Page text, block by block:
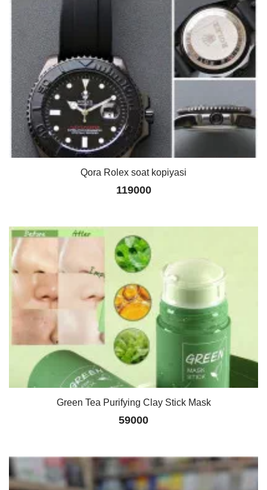
Qora Rolex soat kopiyasi
119000
Green Tea Purifying Clay Stick Mask
59000